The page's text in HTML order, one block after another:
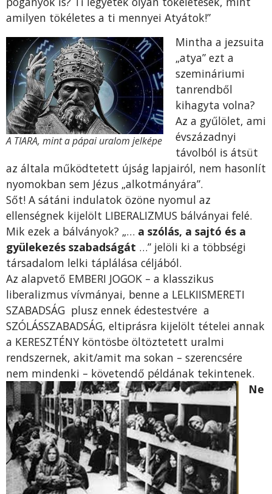
amilyen tökéletes a ti mennyei Atyátok!”
A TIARA, mint a pápai uralom jelképe
Mintha a jezsuita
„atya” ezt a
szemináriumi
tanrendből
kihagyta volna?
Az a gyűlölet, ami
évszázadnyi
távolból is átsüt
az általa működtetett újság lapjairól, nem hasonlít
nyomokban sem Jézus „alkotmányára”.
Sőt! A sátáni indulatok özöne nyomul az
ellenségnek kijelölt LIBERALIZMUS bálványai felé.
Mik ezek a bálványok? „… a szólás, a sajtó és a
gyülekezés szabadságát …” jelöli ki a többségi
társadalom lelki táplálása céljából.
Az alapvető EMBERI JOGOK – a klasszikus
liberalizmus vívmányai, benne a LELKIISMERETI
SZABADSÁG plusz ennek édestestvére a
SZÓLÁSSZABADSÁG, eltiprásra kijelölt tételei annak
a KERESZTÉNY köntösbe öltöztetett uralmi
rendszernek, akit/amit ma sokan – szerencsére
nem mindenki – követendő példának tekintenek.
Ne